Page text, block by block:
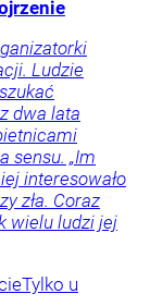
Ludzie
dwa lata
sensu. „Im
interesowało
zła. Coraz
wielu ludzi jej
Tylko u